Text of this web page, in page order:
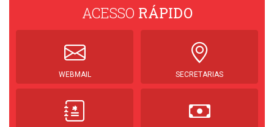
ACESSO RÁPIDO
WEBMAIL SECRETARIAS